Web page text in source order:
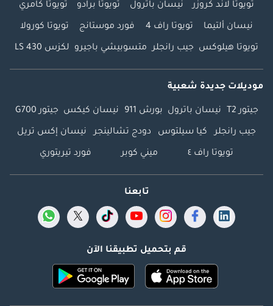
تويوتا لاند كروزر نيسان باترول تويوتا برادو تويوتا كامري
نيسان ألتيما تويوتا راف 4 فورد موستانج تويوتا كورولا
تويوتا هيلوكس جيب رانجلر متسوبيشي باجيرو لكزس LS 430
موديلات جديدة شعبية
جيتور T2 نيسان باترول بورش 911 نيسان كيكس جيتور G700
جيب رانجلر كيا سيلتوس دودج تشالينجر نيسان إكس تريل
تويوتا راف ٤ ميني كوبر فورد تيريتوري
تابعنا
قم بتحميل تطبيقنا الآن